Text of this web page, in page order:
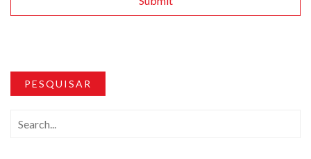
PESQUISAR